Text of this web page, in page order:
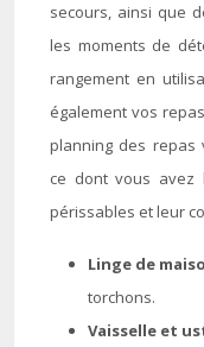
secours, ainsi que
les moments de
rangement en
également vos
planning des repas
ce dont vous avez
périssables et leur
Linge de
torchons.
Vaisselle et